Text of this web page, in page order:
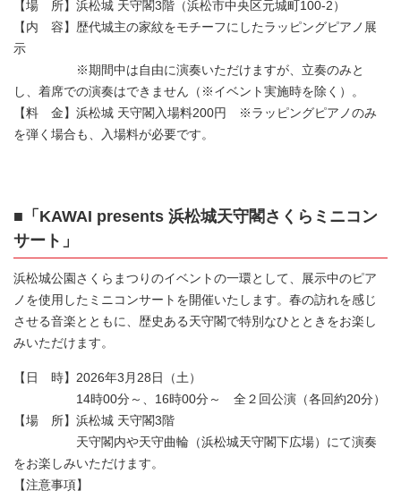
【場 所】浜松城 天守閣3階（浜松市中央区元城町100‐2）
【内 容】歴代城主の家紋をモチーフにしたラッピングピアノ展
示
※期間中は自由に演奏いただけますが、立奏のみと
し、着席での演奏はできません（※イベント実施時を除く）。
【料 金】浜松城 天守閣入場料200円 ※ラッピングピアノのみ
を弾く場合も、入場料が必要です。
■「KAWAI presents 浜松城天守閣さくらミニコン
サート」
浜松城公園さくらまつりのイベントの一環として、展示中のピア
ノを使用したミニコンサートを開催いたします。春の訪れを感じ
させる音楽とともに、歴史ある天守閣で特別なひとときをお楽し
みいただけます。
【日 時】2026年3月28日（土）
14時00分～、16時00分～ 全２回公演（各回約20分）
【場 所】浜松城 天守閣3階
天守閣内や天守曲輪（浜松城天守閣下広場）にて演奏
をお楽しみいただけます。
【注意事項】